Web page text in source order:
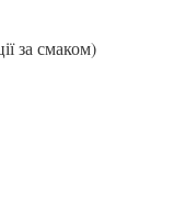
за смаком)